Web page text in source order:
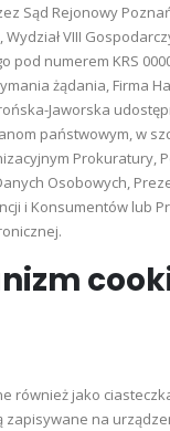
Sąd Rejonowy
VIII
pod numerem KRS
żądania, Firma
Jaworska
państwowym, w
Prokuratury,
Osobowych,
i Konsumentów lub
również jako
zapisywane na